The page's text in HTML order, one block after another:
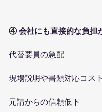
④ 会社にも直接的な負担
代替要員の急配
現場説明や書類対応コスト
元請からの信頼低下